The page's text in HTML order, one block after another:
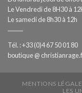
Le Vendredi de 8H30 à
Le samedi de 8h30 à 12h
Tél. : +33 (0)4 67 50 01 80
boutique @
MENTIONS
LES